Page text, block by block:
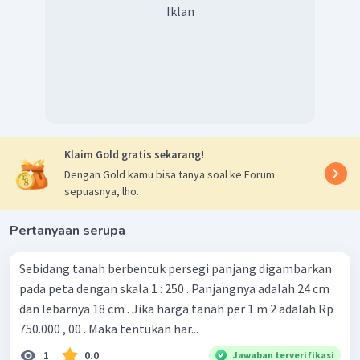
Iklan
Klaim Gold gratis sekarang!
Dengan Gold kamu bisa tanya soal ke Forum
sepuasnya, lho.
Pertanyaan serupa
Sebidang tanah berbentuk persegi panjang digambarkan
pada peta dengan skala 1 : 250 . Panjangnya adalah 24 cm
dan lebarnya 18 cm . Jika harga tanah per 1 m 2 adalah Rp
750.000 , 00 . Maka tentukan har...
1 0.0 Jawaban terverifikasi